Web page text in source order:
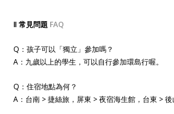
‖ 常見問題 FAQ
Q：孩子可以「獨立」參加嗎？
A：九歲以上的學生，可以自行參加環島行喔。
Q：住宿地點為何？
A：台南 > 捷絲旅，屏東 > 夜宿海生館，台東 >